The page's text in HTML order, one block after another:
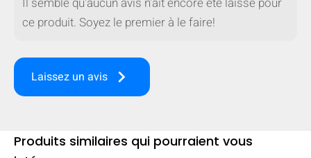
ce produit. Soyez le premier à le faire!
Laissez un avis keyboard_arrow_right
Produits similaires qui pourraient vous